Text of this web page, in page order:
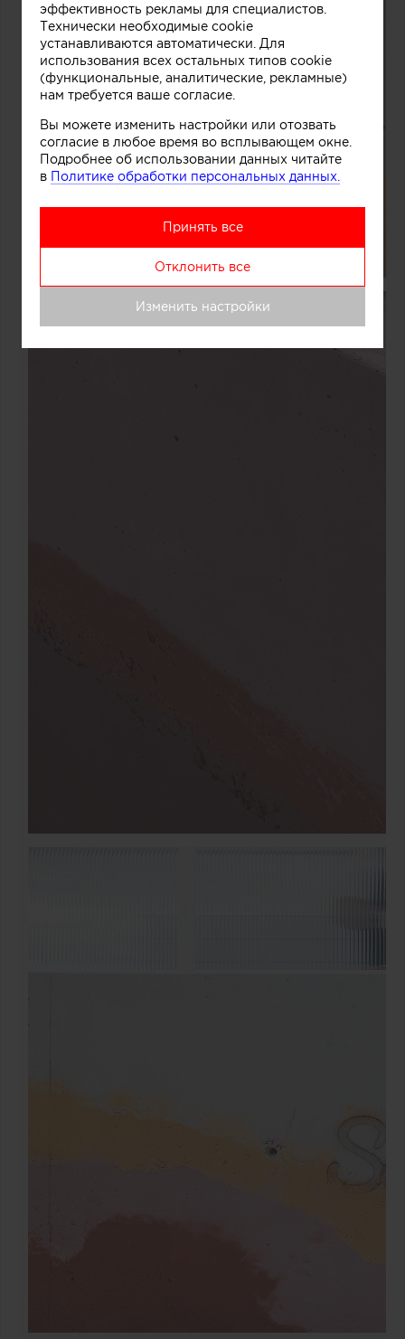
эффективность рекламы для специалистов.
Технически необходимые cookie
устанавливаются автоматически. Для
использования всех остальных типов cookie
(функциональные, аналитические, рекламные)
нам требуется ваше согласие.
Вы можете изменить настройки или отозвать
согласие в любое время во всплывающем окне.
Подробнее об использовании данных читайте
в Политике обработки персональных данных.
Принять все
Отклонить все
Изменить настройки